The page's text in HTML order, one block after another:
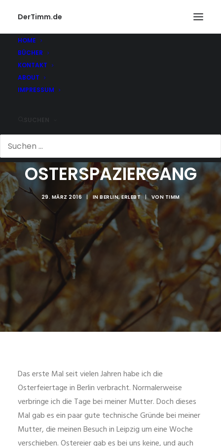
DerTimm.de
HOME
BÜCHER
KONTAKT
ABOUT
IMPRESSUM
OSTERSPAZIERGANG
29. MÄRZ 2016 | IN BERLIN,ERLEBT | VON TIMM
Das erste Mal seit vielen Jahren habe ich die
Osterfeiertage in Berlin verbracht. Normalerweise
verbringe ich die Tage bei meiner Mutter. Doch dieses
Mal gab es ein paar gute technische Gründe bei meiner
Mutter, die meinen Besuch in Leipzig um eine Woche